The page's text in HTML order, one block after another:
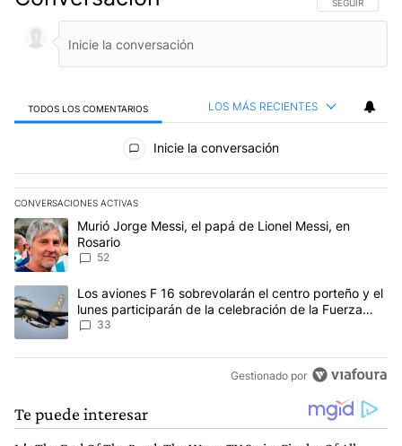
SIGA ESTA
SEGUIR
TODOS LOS COMENTARIOS LOS MÁS RECIENTES
Todos los comentarios
Inicie la conversación
CONVERSACIONES ACTIVAS
Este listado muestra los artículos con más comentarios en los
Un artículo de tendencia con el título "Murió Jorge Messi, el
Murió Jorge Messi, el papá de Lionel Messi, en
Rosario
52
Un artículo de tendencia con el título "Los aviones F 16
Los aviones F 16 sobrevolarán el centro porteño y el
lunes participarán de la celebración de la Fuerza
Aérea
33
Gestionado por